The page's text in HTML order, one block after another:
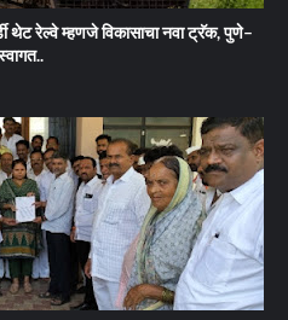
थेट रेल्वे म्हणजे विकासाचा नवा ट्रॅक, पुणे–